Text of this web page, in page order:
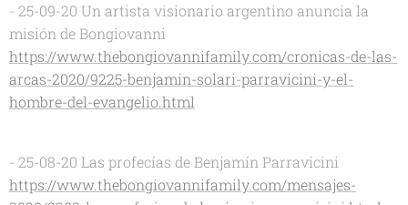
- 25-09-20 Un artista visionario argentino anuncia la
misión de Bongiovanni
https://www.thebongiovannifamily.com/cronicas-de-las-
arcas-2020/9225-benjamin-solari-parravicini-y-el-
hombre-del-evangelio.html
- 25-08-20 Las profecías de Benjamín Parravicini
https://www.thebongiovannifamily.com/mensajes-